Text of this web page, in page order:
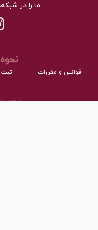
ما را در
قوانین و مقررات ثبت